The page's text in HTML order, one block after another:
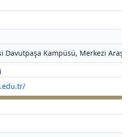
Davutpaşa Kampüsü, Merkezi